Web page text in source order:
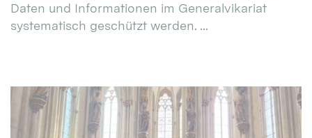
Daten und Informationen im Generalvikariat
systematisch geschützt werden. ...